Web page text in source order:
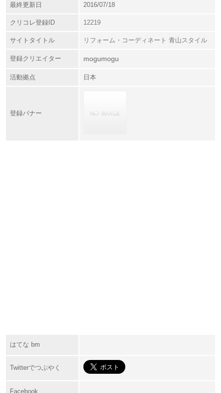
最終更新日 2016/07/18
クリコレ登録ID 12219
サイトタイトル リフォーム・コーディネート 青山スタイル
登録クリエイター mogumogu
活動拠点 日本
登録バナー
はてな bm
Twitterでつぶやく
Facebook